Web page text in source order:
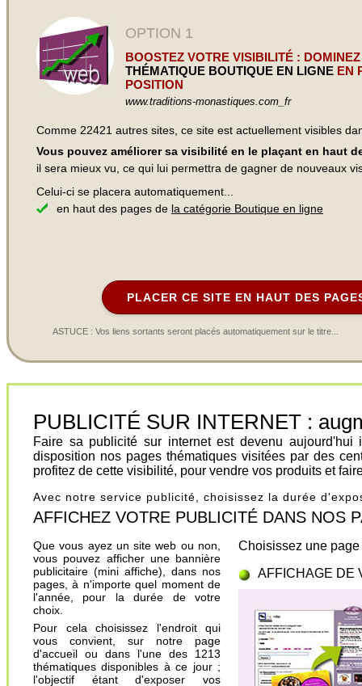
OPTION 1
BOOSTEZ VOTRE VISIBILITÉ :
THÉMATIQUE BOUTIQUE EN LIGNE EN
POSITION
www.traditions-monastiques.com_fr
Comme 22421 autres sites, ce site est actuellement visibles
Vous pouvez améliorer sa visibilité en le plaçant en haut
il sera mieux vu, ce qui lui permettra de gagner de nouveaux
Celui-ci se placera automatiquement...
en haut des pages de la catégorie Boutique en ligne
PLACER CE SITE EN HAUT DES
ASTUCE : Vos liens sortants seront placés automatiquement sur le titre...
PUBLICITÉ SUR INTERNET :
Faire sa publicité sur internet est devenu
disposition nos pages thématiques visitées par des
profitez de cette visibilité, pour vendre vos produits et
Avec notre service publicité, choisissez la durée
AFFICHEZ VOTRE PUBLICITÉ DANS NOS
Que vous ayez un site web ou non,
vous pouvez afficher une bannière
publicitaire (mini affiche), dans nos
pages, à n'importe quel moment de
l'année, pour la durée de votre
choix.
Pour cela choisissez l'endroit qui
vous convient, sur notre page
d'accueil ou dans l'une des 1213
thématiques disponibles à ce jour ;
l'objectif étant d'exposer vos
Choisissez une
AFFICHAGE DE